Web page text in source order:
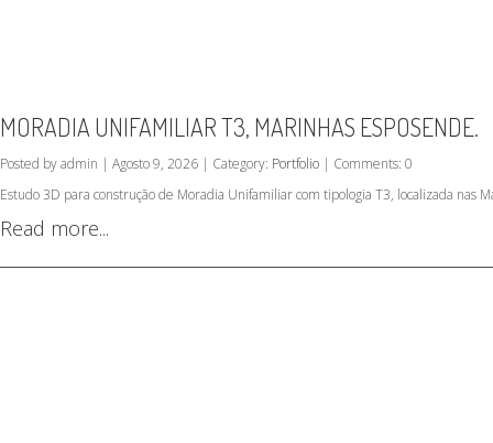
MORADIA UNIFAMILIAR T3, MARINHAS ESPOSENDE.
Posted by admin | Agosto 9, 2026 | Category: Portfolio | Comments: 0
Estudo 3D para construção de Moradia Unifamiliar com tipologia T3, localizada nas
Read more...